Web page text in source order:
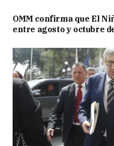
OMM confirma que El
entre agosto y octubre